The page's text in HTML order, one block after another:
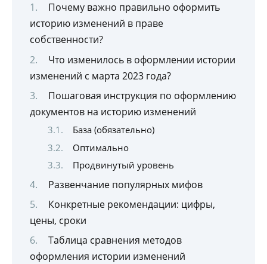
Почему важно правильно оформить
историю изменений в праве
собственности?
Что изменилось в оформлении истории
изменений с марта 2023 года?
Пошаговая инструкция по оформлению
документов на историю изменений
База (обязательно)
Оптимально
Продвинутый уровень
Развенчание популярных мифов
Конкретные рекомендации: цифры,
цены, сроки
Таблица сравнения методов
оформления истории изменений